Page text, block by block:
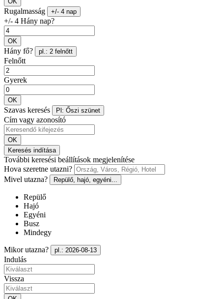
Rugalmasság +/- 4 nap
+/- 4 Hány nap?
OK
Hány fő? pl.: 2 felnőtt
Felnőtt
Gyerek
OK
Szavas keresés Pl: Őszi szünet
Cím vagy azonosító
OK
Keresés indítása
További keresési beállítások megjelenítése
Hova szeretne utazni?
Mivel utazna?
Repülő, hajó, egyéni...
Repülő
Hajó
Egyéni
Busz
Mindegy
Mikor utazna? pl.: 2026-08-13
Indulás
Vissza